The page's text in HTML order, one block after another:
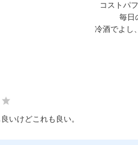
コストパ
毎日
冷酒でよし
いけどこれも良い。